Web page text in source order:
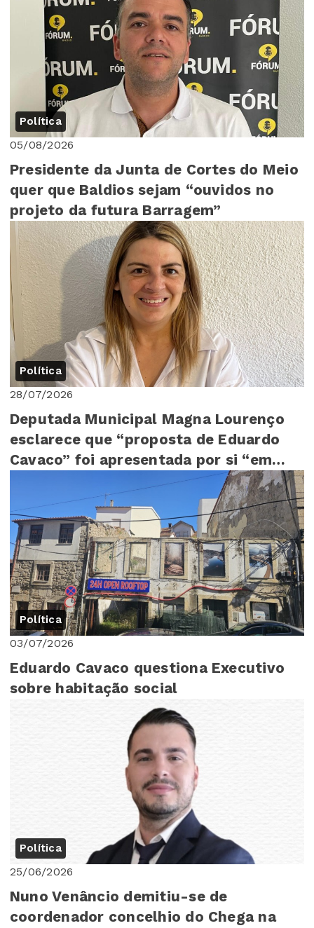
Política
05/08/2026
Presidente da Junta de Cortes do Meio
quer que Baldios sejam “ouvidos no
projeto da futura Barragem”
Política
28/07/2026
Deputada Municipal Magna Lourenço
esclarece que “proposta de Eduardo
Cavaco” foi apresentada por si “em
Política
03/07/2026
Eduardo Cavaco questiona Executivo
sobre habitação social
Política
25/06/2026
Nuno Venâncio demitiu-se de
coordenador concelhio do Chega na